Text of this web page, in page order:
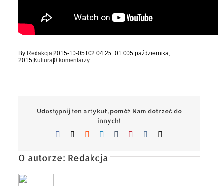
By Redakcja|2015-10-05T02:04:25+01:005 października,
2015|Kultura|0 komentarzy
Udostępnij ten artykuł, pomóż Nam dotrzeć do
innych!
Facebook Reddit LinkedIn
TumblrPinterest
O autorze: Redakcja